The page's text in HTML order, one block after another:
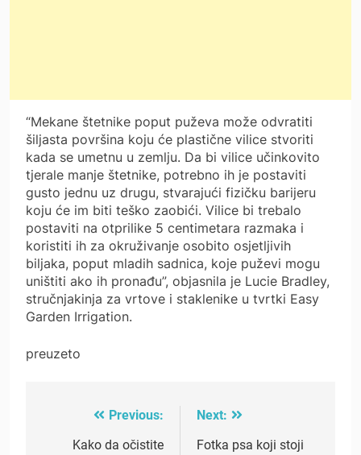
“Mekane štetnike poput puževa može odvratiti
šiljasta površina koju će plastične vilice stvoriti
kada se umetnu u zemlju. Da bi vilice učinkovito
tjerale manje štetnike, potrebno ih je postaviti
gusto jednu uz drugu, stvarajući fizičku barijeru
koju će im biti teško zaobići. Vilice bi trebalo
postaviti na otprilike 5 centimetara razmaka i
koristiti ih za okruživanje osobito osjetljivih
biljaka, poput mladih sadnica, koje puževi mogu
uništiti ako ih pronađu”, objasnila je Lucie Bradley,
stručnjakinja za vrtove i staklenike u tvrtki Easy
Garden Irrigation.
preuzeto
navigation
Previous:
Kako da očistite
Next:
Fotka psa koji stoji